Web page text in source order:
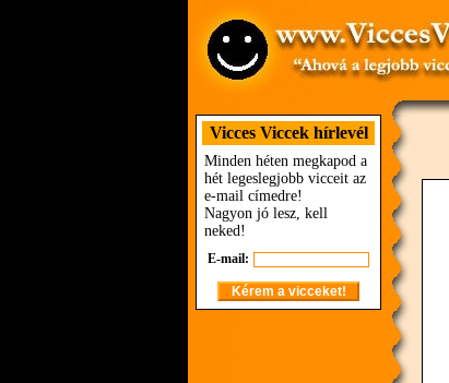
Vicces Viccek hírlevél
Minden héten megkapod a
hét legeslegjobb vicceit az
e-mail címedre!
Nagyon jó lesz, kell
neked!
E-mail: